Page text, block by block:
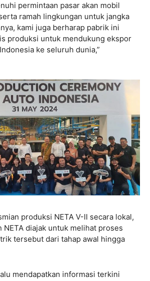
permintaan pasar akan mobil
ramah lingkungan untuk jangka
kami juga berharap pabrik ini
produksi untuk mendukung ekspor
ke seluruh dunia,”
produksi NETA V-II secara lokal,
NETA diajak untuk melihat proses
tersebut dari tahap awal hingga
mendapatkan informasi terkini